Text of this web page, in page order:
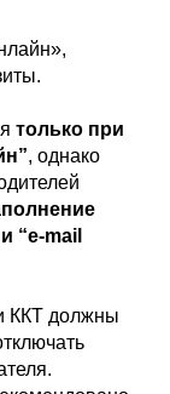
только при
, однако
“e-mail
ККТ должны